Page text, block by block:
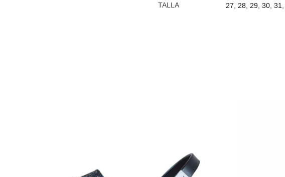
TALLA 27 28 29 ,30 ,31